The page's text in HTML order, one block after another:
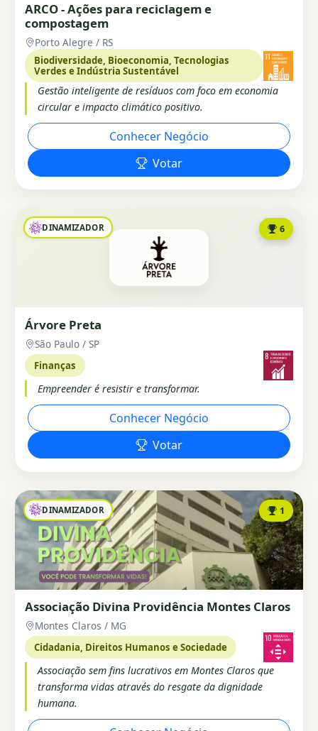
ARCO - Ações para reciclagem e
compostagem
Porto Alegre / RS
Biodiversidade, Bioeconomia, Tecnologias
Verdes e Indústria Sustentável
Gestão inteligente de resíduos com foco em economia
circular e impacto climático positivo.
Conhecer Negócio
Votar
DINAMIZADOR 6
Árvore Preta
São Paulo / SP
Finanças
Empreender é resistir e transformar.
Conhecer Negócio
Votar
DINAMIZADOR 1
Associação Divina Providência Montes Claros
Montes Claros / MG
Cidadania, Direitos Humanos e Sociedade
Associação sem fins lucrativos em Montes Claros que
transforma vidas através do resgate da dignidade
humana.